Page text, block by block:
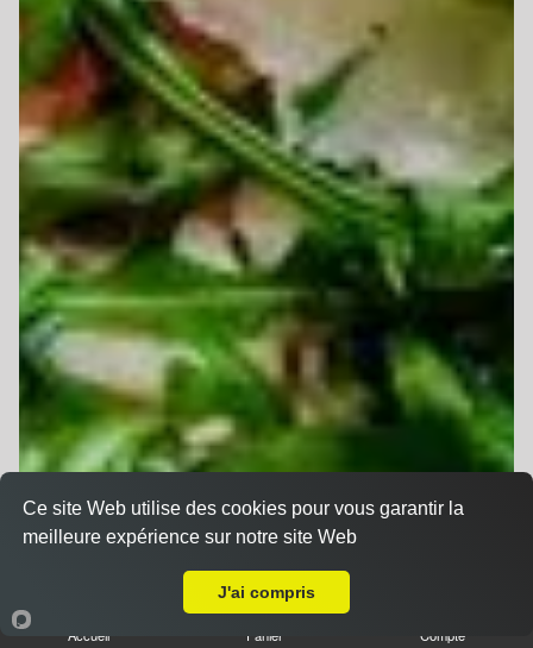
Accueil Panier Compte
Ce site Web utilise des cookies pour vous garantir la
meilleure expérience sur notre site Web
J'ai compris